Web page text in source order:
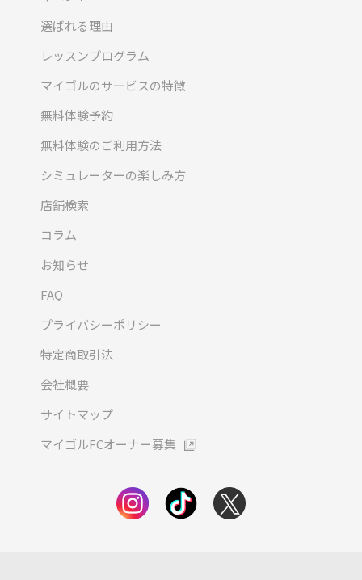
選ばれる理由
レッスンプログラム
マイゴルのサービスの特徴
無料体験予約
無料体験のご利用方法
シミュレーターの楽しみ方
店舗検索
コラム
お知らせ
FAQ
プライバシーポリシー
特定商取引法
会社概要
サイトマップ
マイゴルFCオーナー募集